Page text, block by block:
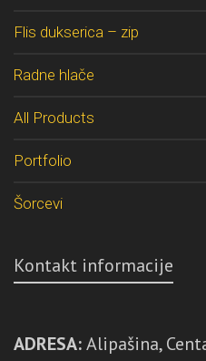
Flis dukserica – zip
Radne hlače
All Products
Portfolio
Šorcevi
Kontakt informacije
ADRESA:Alipašina,